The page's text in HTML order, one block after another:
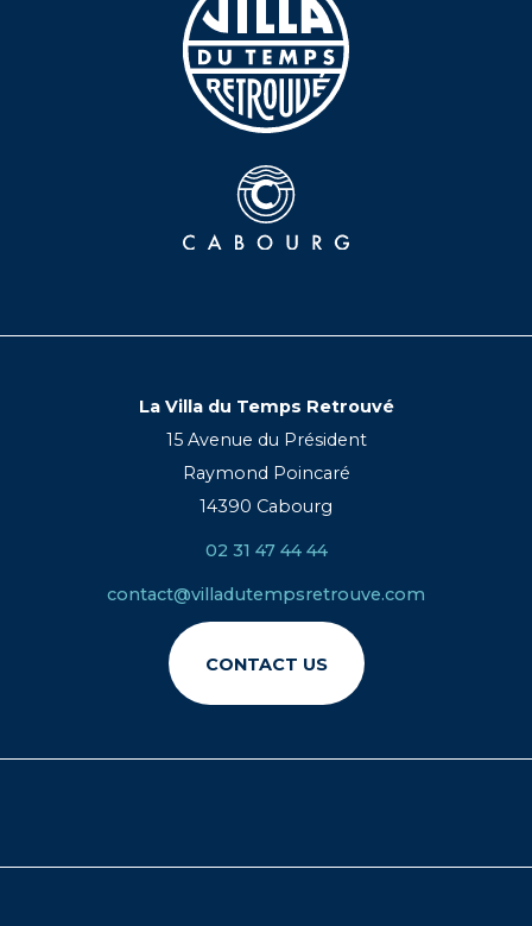
La Villa du Temps Retrouvé
15 Avenue du Président
Raymond Poincaré
14390 Cabourg
02 31 47 44 44
contact@villadutempsretrouve.com
CONTACT US